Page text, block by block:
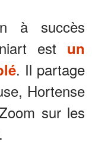
à succès
est un
. Il partage
Hortense
sur les